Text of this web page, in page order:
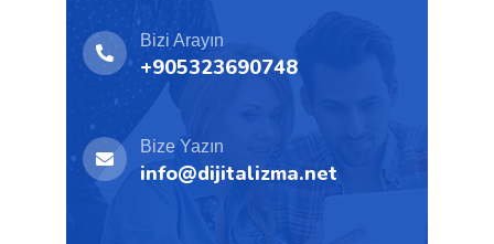
Bizi Arayın
+905323690748
Bize Yazın
info@dijitalizma.net